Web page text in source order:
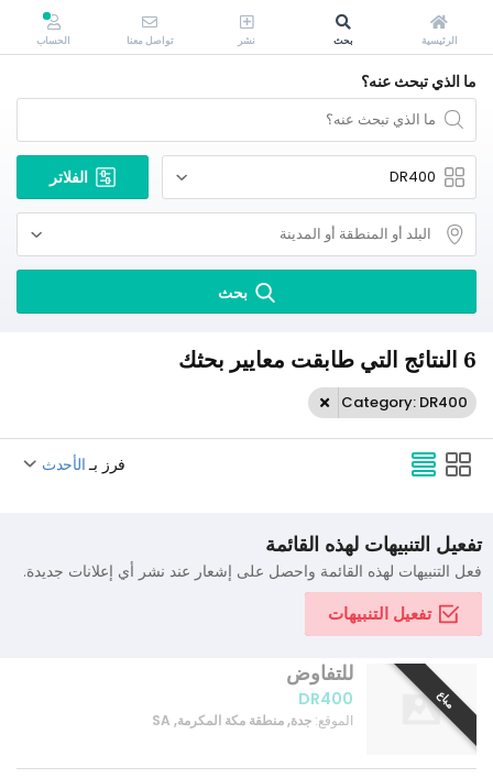
ما الذي تبحث عنه؟
الفلاتر
بحث
6 النتائج التي طابقت معايير بحثك
Category: DR400
فرز بـ الأحدث
تفعيل التنبيهات لهذه القائمة
فعل التنبيهات لهذه القائمة واحصل على إشعار عند نشر أي إعلانات جديدة.
تفعيل التنبيهات
مباع
للتفاوض
DR400
الموقع: جدة, منطقة مكة المكرمة, SA
الرئيسية بحث نشر تواصل معنا الحساب